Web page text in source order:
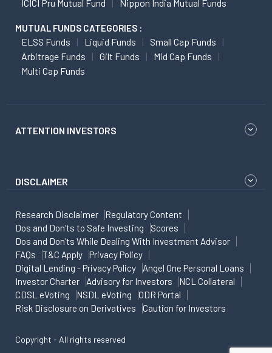
ICICI Pru Mutual Fund
Nippon India Mutual Funds
MUTUAL FUNDS CATEGORIES :
ELSS Funds Liquid Funds
Small Cap Funds
Arbitrage Funds
Gilt Funds
Mid Cap Funds
Multi Cap Funds
ATTENTION INVESTORS
DISCLAIMER
Research Disclaimer
Regulatory Content
Dos and Don'ts to Safe Investing
Scores
Dos and Don'ts While Dealing With Investment Advisor
FAQs
T&C Apply
Privacy Policy
Digital Lending - Privacy Policy
Angel One Personal Loans
Investor Charter
Advisory for Investors
NCL Collateral
CDSL eVoting
NSDL eVoting
ODR Portal
Risk Disclosure on Derivatives
Caution for Investors
Copyright - All rights reserved